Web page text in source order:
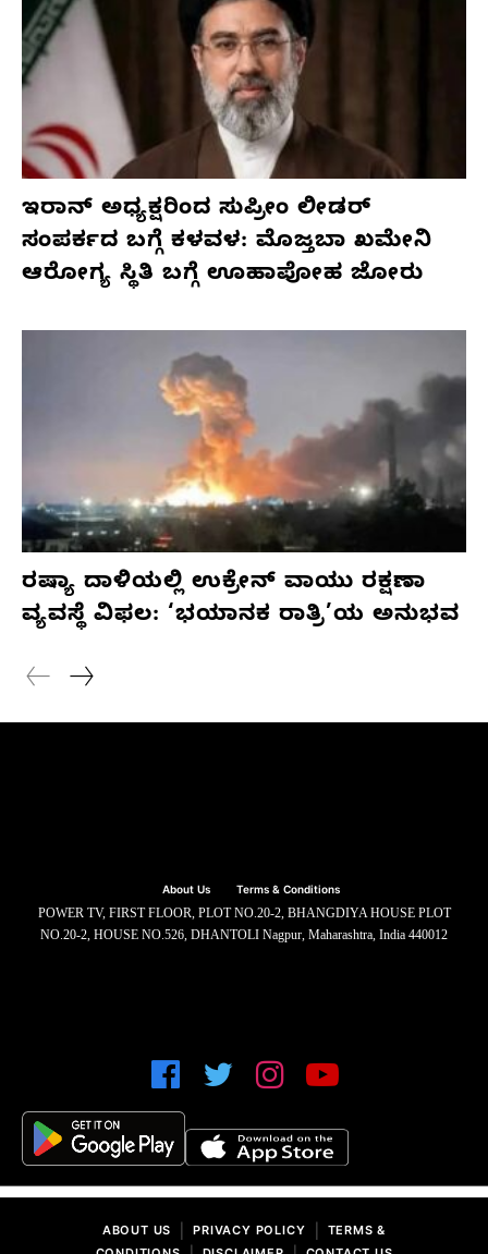
ಇರಾನ್ ಅಧ್ಯಕ್ಷರಿಂದ ಸುಪ್ರೀಂ ಲೀಡರ್
ಸಂಪರ್ಕದ ಬಗ್ಗೆ ಕಳವಳ: ಮೊಜ್ತಬಾ ಖಮೇನಿ
ಆರೋಗ್ಯ ಸ್ಥಿತಿ ಬಗ್ಗೆ ಊಹಾಪೋಹ ಜೋರು
ರಷ್ಯಾ ದಾಳಿಯಲ್ಲಿ ಉಕ್ರೇನ್ ವಾಯು ರಕ್ಷಣಾ
ವ್ಯವಸ್ಥೆ ವಿಫಲ: ‘ಭಯಾನಕ ರಾತ್ರಿ’ಯ ಅನುಭವ
About Us Terms & Conditions
POWER TV, FIRST FLOOR, PLOT NO.20-2, BHANGDIYA HOUSE PLOT
NO.20-2, HOUSE NO.526, DHANTOLI Nagpur, Maharashtra, India 440012
ABOUT US PRIVACY POLICY
TERMS &